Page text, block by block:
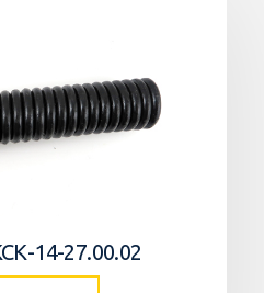
14-27.00.02